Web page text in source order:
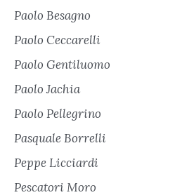
Paolo Besagno
Paolo Ceccarelli
Paolo Gentiluomo
Paolo Jachia
Paolo Pellegrino
Pasquale Borrelli
Peppe Licciardi
Pescatori Moro